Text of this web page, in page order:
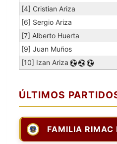
[4] Cristian Ariza
[6] Sergio Ariza
[7] Alberto Huerta
[9] Juan Muños
[10] Izan Ariza
ÚLTIMOS
FAMILIA RIMAC